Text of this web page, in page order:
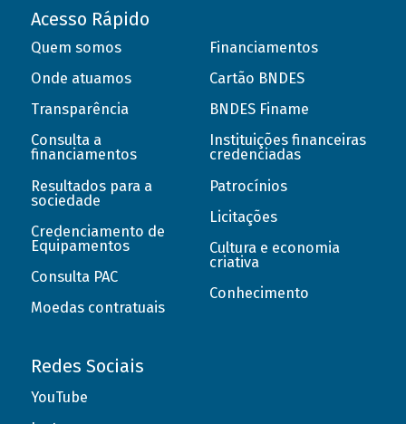
Acesso Rápido
Quem somos
Onde atuamos
Transparência
Consulta a
financiamentos
Resultados para a
sociedade
Credenciamento de
Equipamentos
Consulta PAC
Moedas contratuais
Financiamentos
Cartão BNDES
BNDES Finame
Instituições financeiras
credenciadas
Patrocínios
Licitações
Cultura e economia
criativa
Conhecimento
Redes Sociais
YouTube